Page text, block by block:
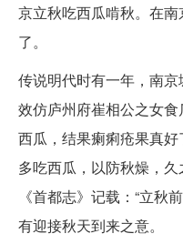
京立秋吃西瓜啃秋。在
了。
传说明代时有一年，南
效仿庐州府崔相公之女食
西瓜，结果瘌痢疮果真
多吃西瓜，以防秋燥，
《首都志》记载：“立秋
有迎接秋天到来之意。